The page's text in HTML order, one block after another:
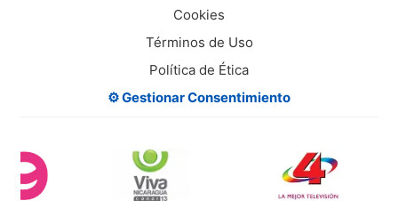
Cookies
Términos de Uso
Política de Ética
⚙️ Gestionar Consentimiento